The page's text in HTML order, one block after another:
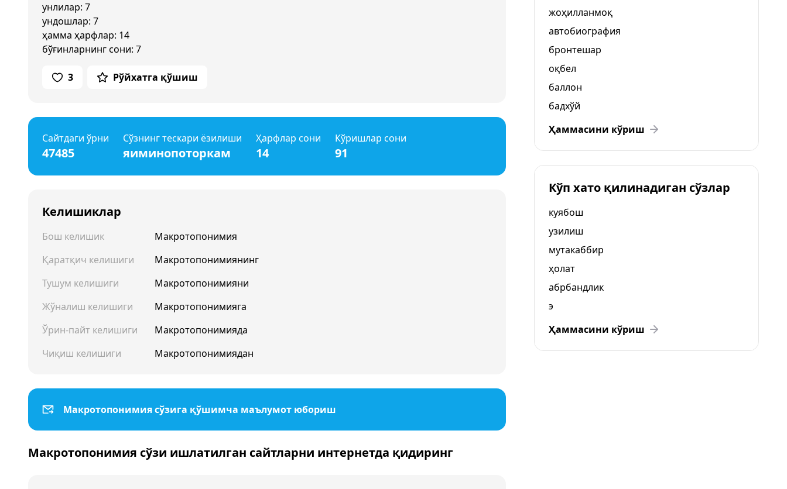
унлилар: 7
ундошлар: 7
ҳамма ҳарфлар: 14
бўғинларнинг сони: 7
3 Рўйхатга қўшиш
Сайтдаги ўрни
47485
Сўзнинг тескари ёзилиши
яиминопоторкам
Ҳарфлар сони
14
Кўришлар сони
91
Келишиклар
Бош келишик
Макротопонимия
Қаратқич келишиги
Макротопонимиянинг
Тушум келишиги
Макротопонимияни
Жўналиш келишиги
Макротопонимияга
Ўрин-пайт келишиги
Макротопонимияда
Чиқиш келишиги
Макротопонимиядан
Макротопонимия сўзига қўшимча маълумот юбориш
Макротопонимия сўзи ишлатилган сайтларни интернетда қидиринг
жоҳилланмоқ
автобиография
бронтешар
оқбел
баллон
бадхўй
Ҳаммасини кўриш
Кўп хато қилинадиган сўзлар
куябош
узилиш
мутакаббир
ҳолат
абрбандлик
э
Ҳаммасини кўриш